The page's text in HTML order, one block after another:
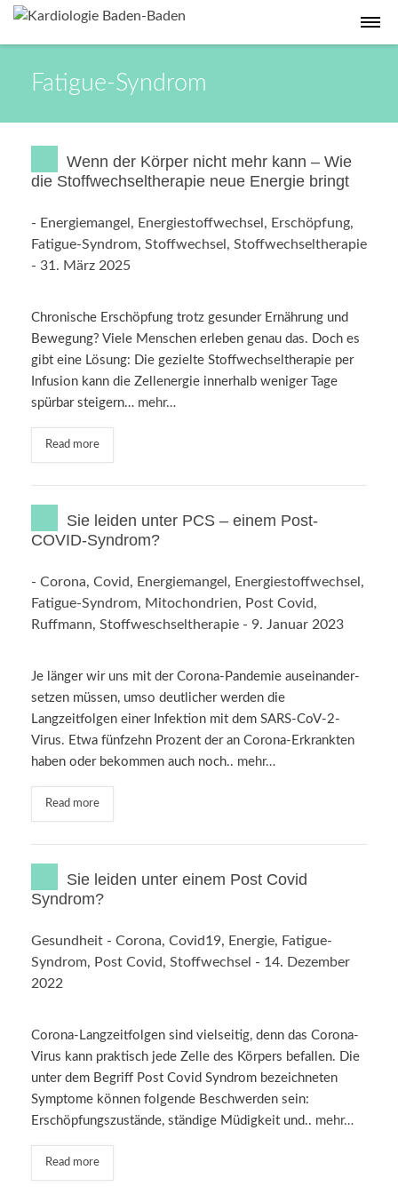
Fatigue-Syndrom
Wenn der Körper nicht mehr kann – Wie
die Stoffwechseltherapie neue Energie bringt
- Energiemangel , Energiestoffwechsel , Erschöpfung,
Fatigue-Syndrom, Stoffwechsel , Stoffwechseltherapie
- 31. März 2025
Chronische Erschöpfung trotz gesunder Ernährung und
Bewegung? Viele Menschen erleben genau das. Doch es
gibt eine Lösung: Die gezielte Stoffwechseltherapie per
Infusion kann die Zellenergie innerhalb weniger Tage
spürbar steigern… mehr…
Read more
Sie leiden unter PCS – einem Post-
COVID-Syndrom?
- Corona, Covid, Energiemangel , Energiestoffwechsel ,
Fatigue-Syndrom, Mitochondrien, Post Covid,
Ruffmann, Stoffweschseltherapie - 9. Januar 2023
Je länger wir uns mit der Corona-Pandemie auseinander­
setzen müssen, umso deutlicher werden die
Langzeitfolgen einer Infektion mit dem SARS-CoV-2-
Virus. Etwa fünfzehn Prozent der an Corona-Erkrankten
haben oder bekommen auch noch.. mehr…
Read more
Sie leiden unter einem Post Covid
Syndrom?
Gesundheit - Corona, Covid19, Energie, Fatigue-
Syndrom, Post Covid, Stoffwechsel - 14. Dezember
2022
Corona-Langzeitfolgen sind vielseitig, denn das Corona-
Virus kann praktisch jede Zelle des Körpers befallen. Die
unter dem Begriff Post Covid Syndrom bezeichneten
Symptome können folgende Beschwerden sein:
Erschöpfungszustände, ständige Müdigkeit und.. mehr…
Read more